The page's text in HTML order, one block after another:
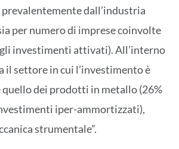
dall’industria
per numero di imprese coinvolte
investimenti attivati). All’interno
il settore in cui l’investimento è
quello dei prodotti in metallo (26%
iper-ammortizzati),
strumentale”.